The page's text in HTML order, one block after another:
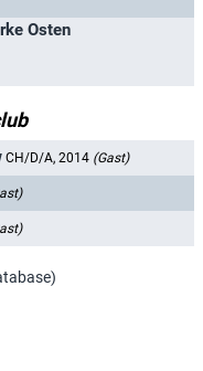
Osten
CH/D/A, 2014 (Gast)